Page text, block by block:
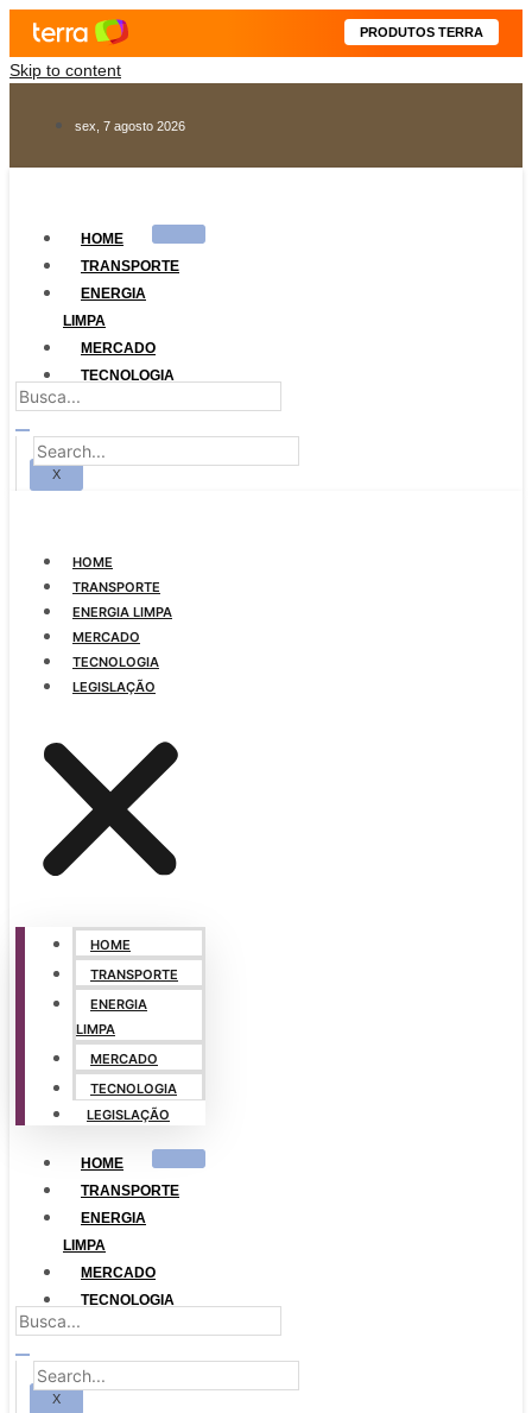
PRODUTOS TERRA
Skip to content
sex, 7 agosto 2026
HOME
TRANSPORTE
ENERGIA
LIMPA
MERCADO
TECNOLOGIA
X
HOME
TRANSPORTE
ENERGIA LIMPA
MERCADO
TECNOLOGIA
LEGISLAÇÃO
HOME
TRANSPORTE
ENERGIA
LIMPA
MERCADO
TECNOLOGIA
LEGISLAÇÃO
HOME
TRANSPORTE
ENERGIA
LIMPA
MERCADO
TECNOLOGIA
X